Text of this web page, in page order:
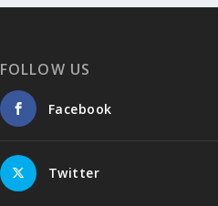
FOLLOW US
Facebook
Twitter